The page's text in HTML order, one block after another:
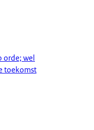
orde; wel
toekomst